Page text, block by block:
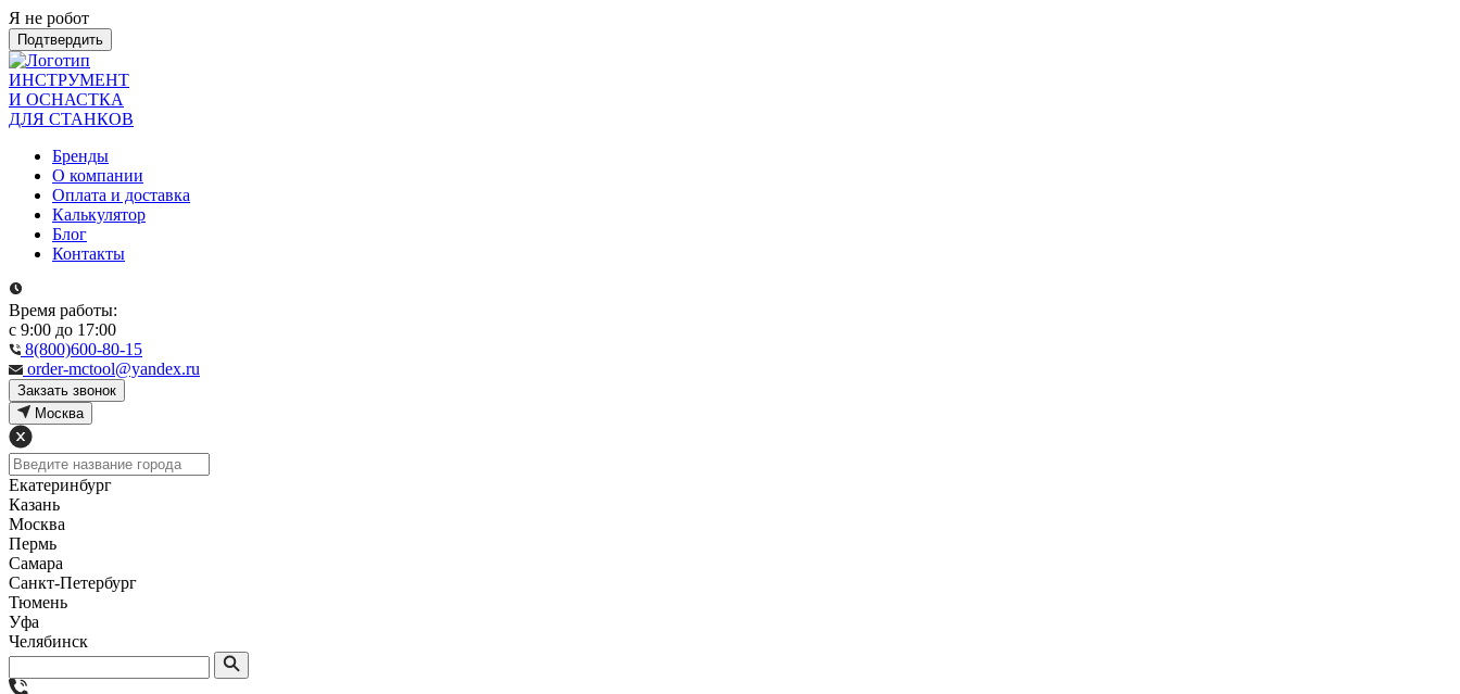
Я не робот
Подтвердить
ИНСТРУМЕНТ
И ОСНАСТКА
ДЛЯ СТАНКОВ
Бренды
О компании
Оплата и доставка
Калькулятор
Блог
Контакты
Время работы:
с 9:00 до 17:00
8(800)600-80-15
order-mctool@yandex.ru
Закзать звонок
Москва
Екатеринбург
Казань
Москва
Пермь
Самара
Санкт-Петербург
Тюмень
Уфа
Челябинск